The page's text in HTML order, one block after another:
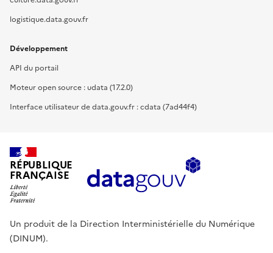
logistique.data.gouv.fr
Développement
API du portail
Moteur open source : udata (17.2.0)
Interface utilisateur de data.gouv.fr : cdata (7ad44f4)
RÉPUBLIQUE
FRANÇAISE
Un produit de la Direction Interministérielle du Numérique
(DINUM).